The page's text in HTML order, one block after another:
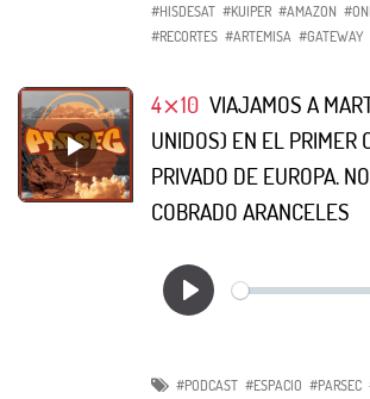
#HISDESAT #KUIPER #AMAZON
#RECORTES #ARTEMISA #GATEWAY
4⨯10 VIAJAMOS A
UNIDOS) EN EL PRIMER
PRIVADO DE EUROPA.
COBRADO ARANCELES
#PODCAST #ESPACIO #PARSEC